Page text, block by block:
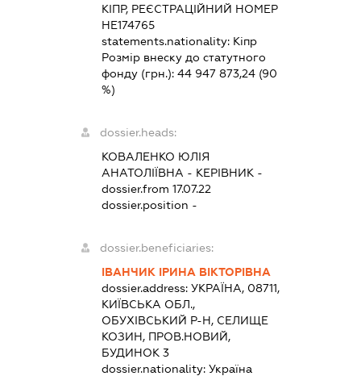
КІПР, РЕЄСТРАЦІЙНИЙ НОМЕР
НЕ174765
statements.nationality: Кіпр
Розмір внеску до статутного
фонду (грн.): 44 947 873,24(90
%)
dossier.heads:
КОВАЛЕНКО ЮЛІЯ
АНАТОЛІЇВНА - КЕРІВНИК -
dossier.from 17.07.22
dossier.position -
dossier.beneficiaries:
ІВАНЧИК ІРИНА ВІКТОРІВНА
dossier.address: УКРАЇНА, 08711,
КИЇВСЬКА ОБЛ.,
ОБУХІВСЬКИЙ Р-Н, СЕЛИЩЕ
КОЗИН, ПРОВ.НОВИЙ,
БУДИНОК 3
dossier.nationality: Україна